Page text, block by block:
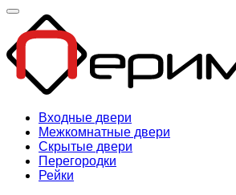
Входные двери
Межкомнатные двери
Скрытые двери
Перегородки
Рейки